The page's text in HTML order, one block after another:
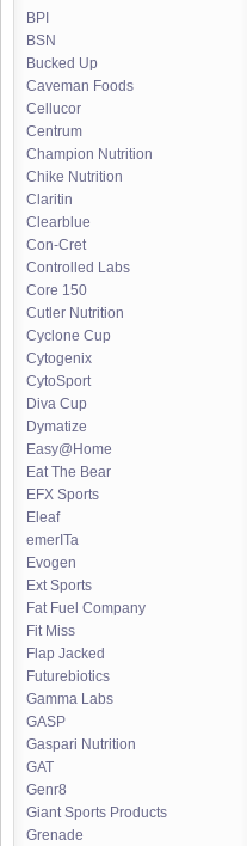
BPI
BSN
Bucked Up
Caveman Foods
Cellucor
Centrum
Champion Nutrition
Chike Nutrition
Claritin
Clearblue
Con-Cret
Controlled Labs
Core 150
Cutler Nutrition
Cyclone Cup
Cytogenix
CytoSport
Diva Cup
Dymatize
Easy@Home
Eat The Bear
EFX Sports
Eleaf
emerITa
Evogen
Ext Sports
Fat Fuel Company
Fit Miss
Flap Jacked
Futurebiotics
Gamma Labs
GASP
Gaspari Nutrition
GAT
Genr8
Giant Sports Products
Grenade